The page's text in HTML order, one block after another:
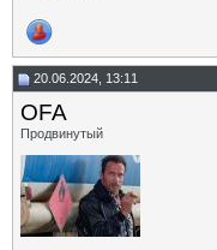
20.06.2024, 13:11
OFA
Продвинутый